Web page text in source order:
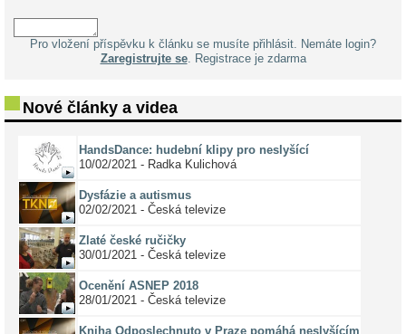
Pro vložení příspěvku k článku se musíte přihlásit. Nemáte login?
Zaregistrujte se. Registrace je zdarma
Nové články a videa
HandsDance: hudební klipy pro neslyšící
10/02/2021 - Radka Kulichová
Dysfázie a autismus
02/02/2021 - Česká televize
Zlaté české ručičky
30/01/2021 - Česká televize
Ocenění ASNEP 2018
28/01/2021 - Česká televize
Kniha Odposlechnuto v Praze pomáhá neslyšícím